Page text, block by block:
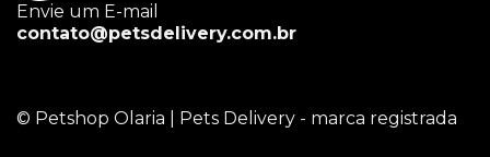
Envie um E-mail
contato@petsdelivery.com.br
© Petshop Olaria | Pets Delivery - marca registrada